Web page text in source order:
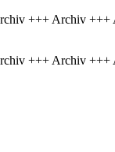
+++ Archiv
+++ Archiv